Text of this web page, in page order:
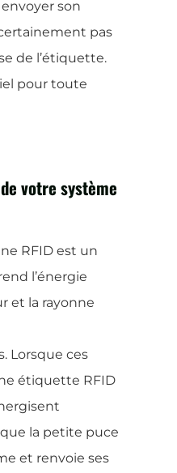
son
pas
de l’étiquette.
pour toute
votre système
RFID est un
l’énergie
et la rayonne
Lorsque ces
étiquette RFID
la petite puce
et renvoie ses